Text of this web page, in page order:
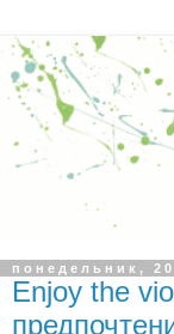
понедельник,
Enjoy the